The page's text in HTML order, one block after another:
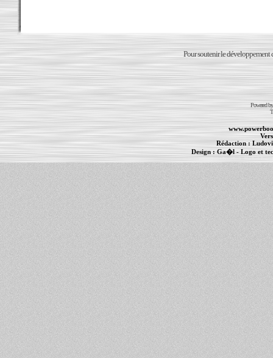
Pour soutenir le développement
Powered
Rédaction :
Design : Ga�l- Logo et